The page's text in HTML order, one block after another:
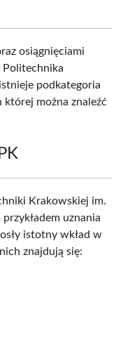
osiągnięciami
Politechnika
podkategoria
można znaleźć
Krakowskiej im.
uznania
istotny wkład w
znajdują się: